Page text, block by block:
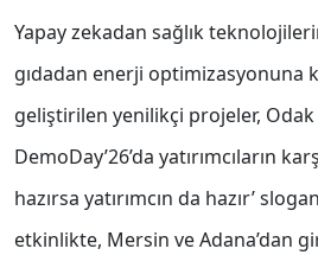
Yapay zekadan sağlık
gıdadan enerji optimizasyonuna
geliştirilen yenilikçi projeler,
DemoDay’26’da yatırımcıların
hazırsa yatırımcın da hazır’
etkinlikte, Mersin ve Adana’dan